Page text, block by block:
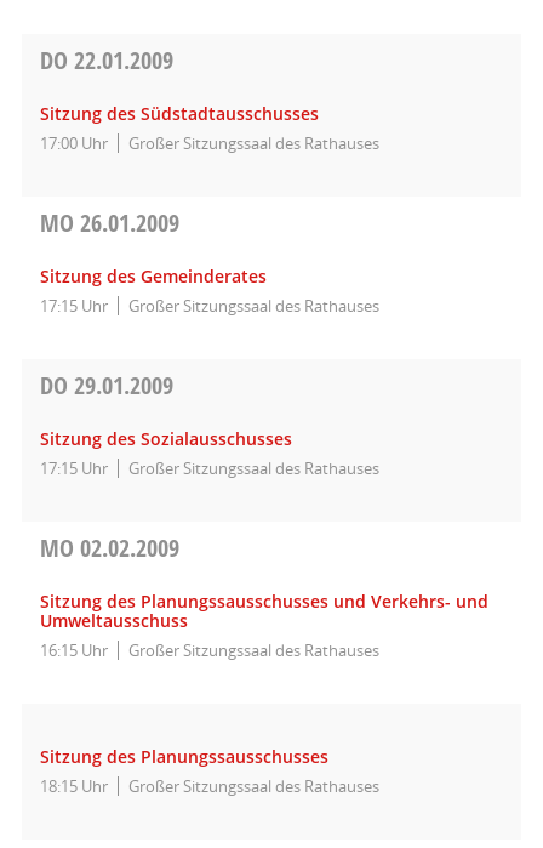
DO 22.01.2009
Sitzung des Südstadtausschusses
17:00 Uhr Großer Sitzungssaal des Rathauses
MO 26.01.2009
Sitzung des Gemeinderates
17:15 Uhr Großer Sitzungssaal des Rathauses
DO 29.01.2009
Sitzung des Sozialausschusses
17:15 Uhr Großer Sitzungssaal des Rathauses
MO 02.02.2009
Sitzung des Planungssausschusses und Verkehrs- und
Umweltausschuss
16:15 Uhr Großer Sitzungssaal des Rathauses
Sitzung des Planungssausschusses
18:15 Uhr Großer Sitzungssaal des Rathauses